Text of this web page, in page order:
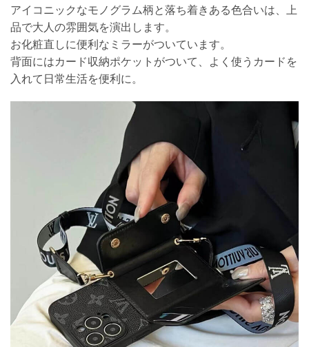
アイコニックなモノグラム柄と落ち着きある色合いは、上
品で大人の雰囲気を演出します。
お化粧直しに便利なミラーがついています。
背面にはカード収納ポケットがついて、よく使うカードを
入れて日常生活を便利に。